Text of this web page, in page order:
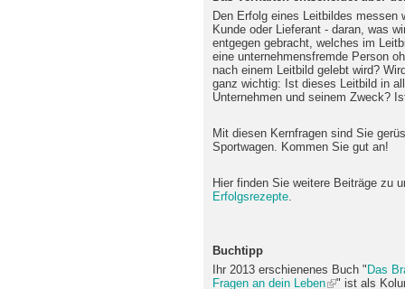
Den Erfolg eines Leitbildes messen
Kunde oder Lieferant - daran, was
entgegen gebracht, welches im
eine unternehmensfremde Person
nach einem Leitbild gelebt wird?
ganz wichtig: Ist dieses Leitbild in
Unternehmen und seinem Zweck?
Mit diesen Kernfragen sind Sie
Sportwagen. Kommen Sie gut an!
Hier finden Sie weitere Beiträge zu
Erfolgsrezepte
Buchtipp
Ihr 2013 erschienenes Buch "Das
Fragen an dein Leben
" ist als